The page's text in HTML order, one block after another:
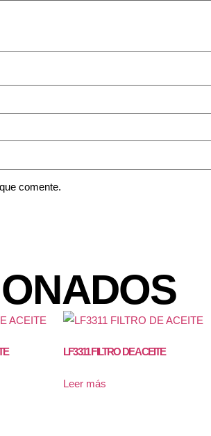
comente.
LF3311 FILTRO DE ACEITE
Leer más